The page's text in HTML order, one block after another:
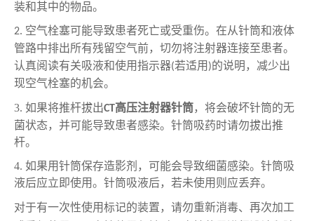
装和其中的物品。
2. 空气栓塞可能导致患者死亡或受重伤。在从针筒和液体
管路中排出所有残留空气前，切勿将注射器连接至患者。
认真阅读有关吸液和使用指示器(若适用 )的说明，减少出
现空气栓塞的机会。
3. 如果将推杆拔出CT高压注射器针筒，将会破坏针筒的无
菌状态，并可能导致患者感染。针筒吸药时请勿拔出推
杆。
4. 如果用针筒保存造影剂，可能会导致细菌感染。针筒吸
液后应立即使用。针筒吸液后，若未使用则应丢弃。
对于有一次性使用标记的装置，请勿重新消毒、再次加工